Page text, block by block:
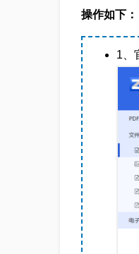
操作如下：
1、